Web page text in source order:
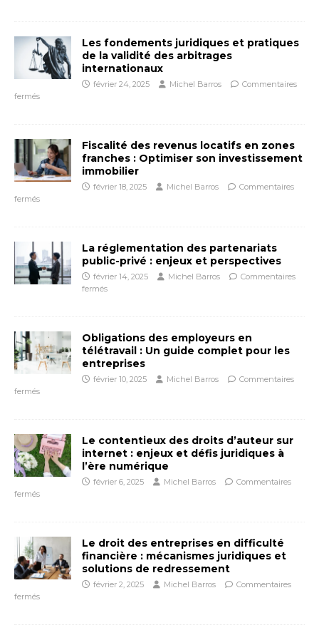
Les fondements juridiques et pratiques
de la validité des arbitrages
internationaux
février 24, 2025 Michel Barros
Commentaires
fermés
Fiscalité des revenus locatifs en zones
franches : Optimiser son investissement
immobilier
février 18, 2025 Michel Barros
Commentaires
fermés
La réglementation des partenariats
public-privé : enjeux et perspectives
février 14, 2025 Michel Barros
Commentaires
fermés
Obligations des employeurs en
télétravail : Un guide complet pour les
entreprises
février 10, 2025 Michel Barros
Commentaires
fermés
Le contentieux des droits d’auteur sur
internet : enjeux et défis juridiques à
l’ère numérique
février 6, 2025 Michel Barros
Commentaires
fermés
Le droit des entreprises en difficulté
financière : mécanismes juridiques et
solutions de redressement
février 2, 2025 Michel Barros
Commentaires
fermés